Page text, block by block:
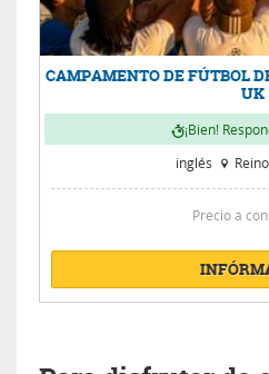
CAMPAMENTO DE FÚTBOL
UK
¡Bien!
inglés
Precio a